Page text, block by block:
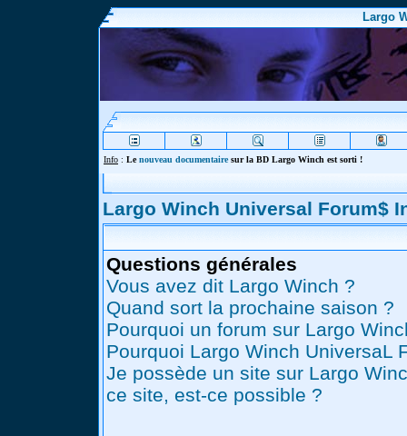
Largo
Info : Lenouveau documentairesur la BD Largo Winch est sorti !
Largo Winch Universal Forum$
Questions générales
Vous avez dit Largo Winch ?
Quand sort la prochaine saison ?
Pourquoi un forum sur Largo
Pourquoi Largo Winch UniversaL
Je possède un site sur Largo
ce site, est-ce possible ?